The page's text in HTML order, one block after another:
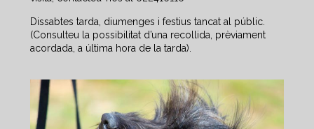
Dissabtes tarda, diumenges i festius tancat al públic.
(Consulteu la possibilitat d’una recollida, prèviament
acordada, a última hora de la tarda).